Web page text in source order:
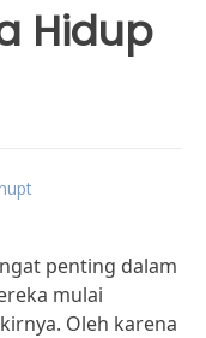
Hidup
penting dalam
mulai
Oleh karena